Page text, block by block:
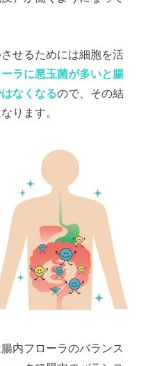
せるためには細胞を活
ラに悪玉菌が多いと腸
なくなるので、その結
ります。
内フローラのバランス